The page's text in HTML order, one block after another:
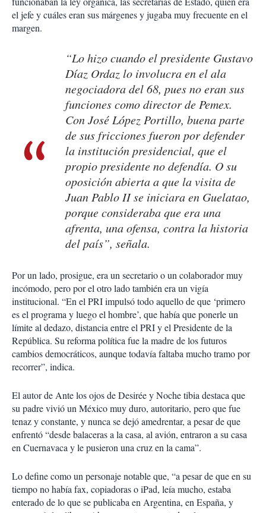
el jefe y cuáles eran sus márgenes y jugaba muy frecuente en el
margen.
“Lo hizo cuando el presidente Gustavo
Díaz Ordaz lo involucra en el ala
negociadora del 68, pues no eran sus
funciones como director de Pemex.
Con José López Portillo, buena parte
de sus fricciones fueron por defender
la institución presidencial, que el
propio presidente no defendía. O su
oposición abierta a que la visita de
Juan Pablo II se iniciara en Guelatao,
porque consideraba que era una
afrenta, una ofensa, contra la historia
del país”, señala.
Por un lado, prosigue, era un secretario o un colaborador muy
incómodo, pero por el otro lado también era un vigía
institucional. “En el PRI impulsó todo aquello de que ‘primero
es el programa y luego el hombre’, que había que ponerle un
límite al dedazo, distancia entre el PRI y el Presidente de la
República. Su reforma política fue la madre de los futuros
cambios democráticos, aunque todavía faltaba mucho tramo por
recorrer”, indica.
El autor de Ante los ojos de Desirée y Noche tibia destaca que
su padre vivió un México muy duro, autoritario, pero que fue
tenaz y constante, y nunca se dejó amedrentar, a pesar de que
enfrentó “desde balaceras a la casa, al avión, entraron a su casa
en Cuernavaca y le pusieron una cruz en la cama”.
Lo define como un personaje notable que, “a pesar de que en su
tiempo no había fax, copiadoras o iPad, leía mucho, estaba
enterado de lo que se publicaba en Argentina, en España, y